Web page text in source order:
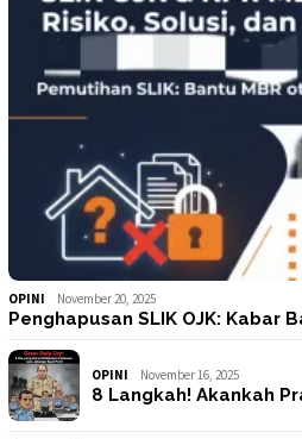
OPINI November 20, 2025
Penghapusan SLIK OJK: Kabar
OPINI November 16, 2025
8 Langkah! Akankah